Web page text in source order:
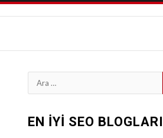
Arama:
EN İYİ SEO BLOGLARI